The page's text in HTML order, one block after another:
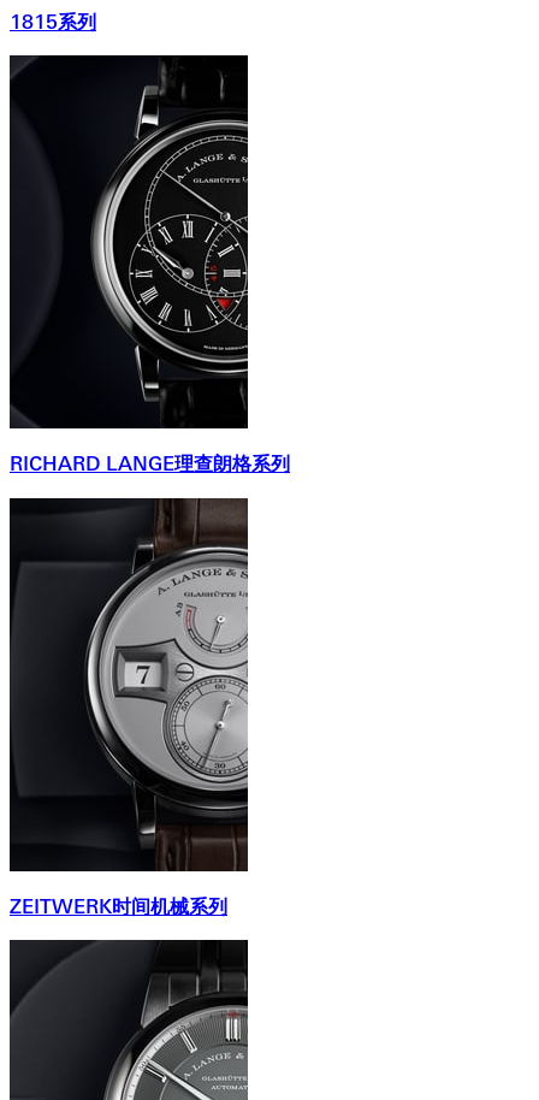
1815系列
RICHARD LANGE理查朗格系列
ZEITWERK时间机械系列